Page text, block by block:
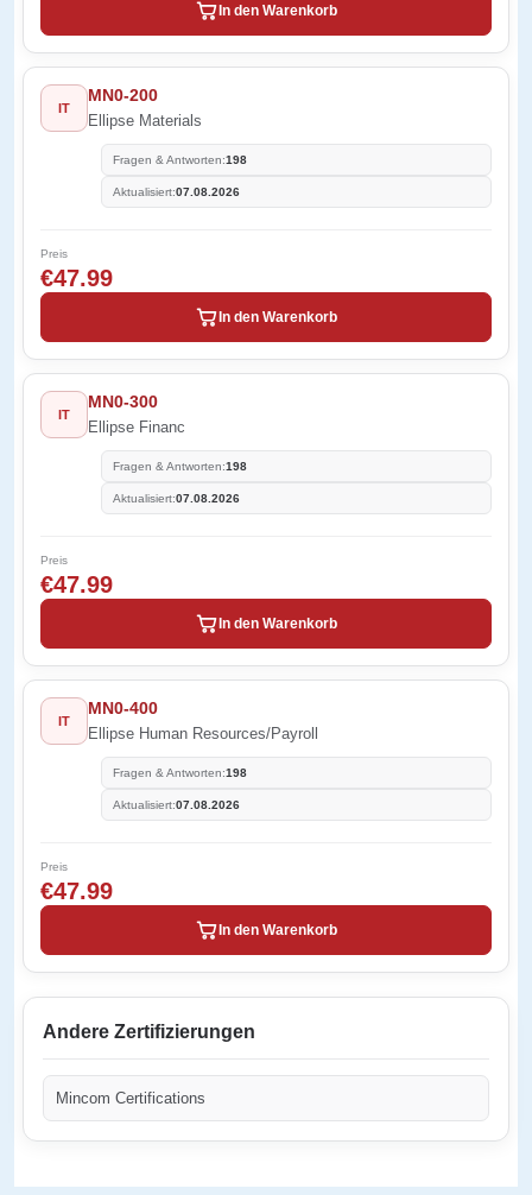
In den Warenkorb
IT
MN0-200
Ellipse Materials
Fragen & Antworten:198
Aktualisiert:07.08.2026
Preis
€47.99
In den Warenkorb
IT
MN0-300
Ellipse Financ
Fragen & Antworten:198
Aktualisiert:07.08.2026
Preis
€47.99
In den Warenkorb
IT
MN0-400
Ellipse Human Resources/Payroll
Fragen & Antworten:198
Aktualisiert:07.08.2026
Preis
€47.99
In den Warenkorb
Andere Zertifizierungen
Mincom Certifications